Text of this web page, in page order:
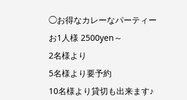
◯お得なカレーなパーティー
お1人様 2500yen～
2名様より
5名様より要予約
10名様より貸切も出来ます♪